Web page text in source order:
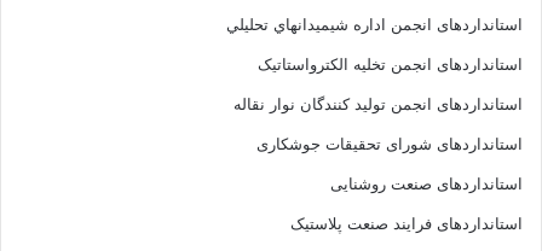
استانداردهای انجمن اداره شيميدانهاي تحليلي
استانداردهای انجمن تخليه الکترواستاتيک
استانداردهای انجمن توليد کنندگان نوار نقاله
استانداردهای شورای تحقیقات جوشکاری
استانداردهای صنعت روشنایی
استانداردهای فرايند صنعت پلاستيک